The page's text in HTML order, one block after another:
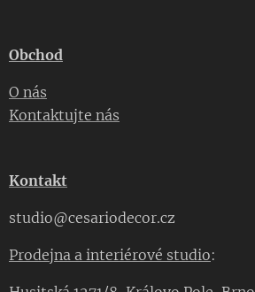
Obchod
O nás
Kontaktujte nás
Kontakt
studio@cesariodecor.cz
Prodejna a interiérové studio: